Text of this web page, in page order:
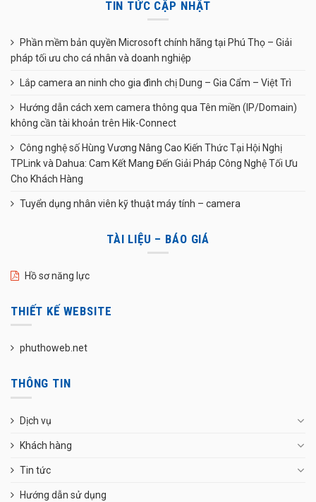
TIN TỨC CẬP NHẬT
Phần mềm bản quyền Microsoft chính hãng tại Phú Thọ – Giải
pháp tối ưu cho cá nhân và doanh nghiệp
Lắp camera an ninh cho gia đình chị Dung – Gia Cẩm – Việt Trì
Hướng dẫn cách xem camera thông qua Tên miền (IP/Domain)
không cần tài khoản trên Hik-Connect
Công nghệ số Hùng Vương Nâng Cao Kiến Thức Tại Hội Nghị
TPLink và Dahua: Cam Kết Mang Đến Giải Pháp Công Nghệ Tối Ưu
Cho Khách Hàng
Tuyển dụng nhân viên kỹ thuật máy tính – camera
TÀI LIỆU – BÁO GIÁ
Hồ sơ năng lực
THIẾT KẾ WEBSITE
phuthoweb.net
THÔNG TIN
Dịch vụ
Khách hàng
Tin tức
Hướng dẫn sử dụng